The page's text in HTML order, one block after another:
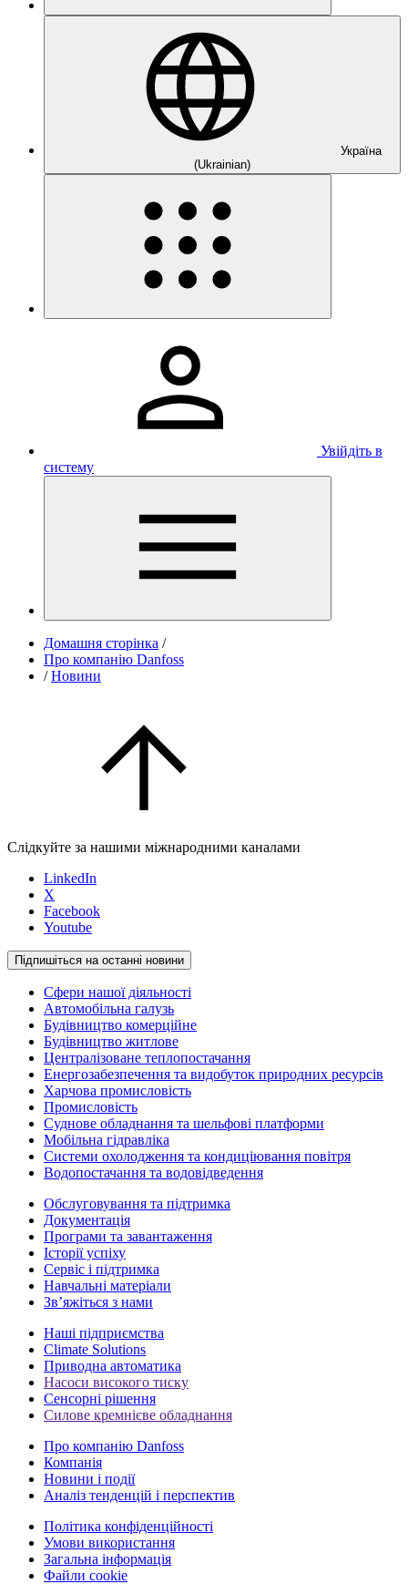
Україна
(Ukrainian)
Увійдіть в
систему
Домашня сторінка /
Про компанію Danfoss
/ Новини
Слідкуйте за нашими міжнародними каналами
LinkedIn
X
Facebook
Youtube
Підпишіться на останні новини
Сфери нашої діяльності
Автомобільна галузь
Будівництво комерційне
Будівництво житлове
Централізоване теплопостачання
Енергозабезпечення та видобуток природних ресурсів
Харчова промисловість
Промисловість
Суднове обладнання та шельфові платформи
Мобільна гідравліка
Системи охолодження та кондиціювання повітря
Водопостачання та водовідведення
Обслуговування та підтримка
Документація
Програми та завантаження
Історії успіху
Сервіс і підтримка
Навчальні матеріали
Зв’яжіться з нами
Наші підприємства
Climate Solutions
Приводна автоматика
Насоси високого тиску
Сенсорні рішення
Силове кремнієве обладнання
Про компанію Danfoss
Компанія
Новини і події
Аналіз тенденцій і перспектив
Політика конфіденційності
Умови використання
Загальна інформація
Файли cookie